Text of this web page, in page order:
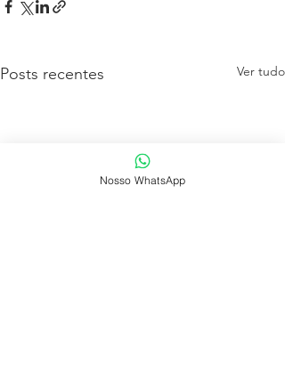
Posts recentes Ver tudo
Nosso WhatsApp